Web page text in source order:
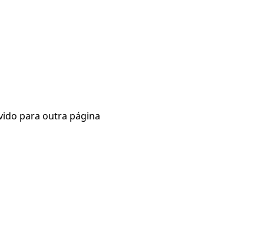
para outra página